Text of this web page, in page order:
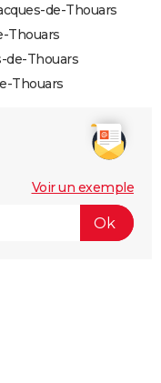
de-Thouars
Thouars
de-Thouars
Thouars
Voir un exemple